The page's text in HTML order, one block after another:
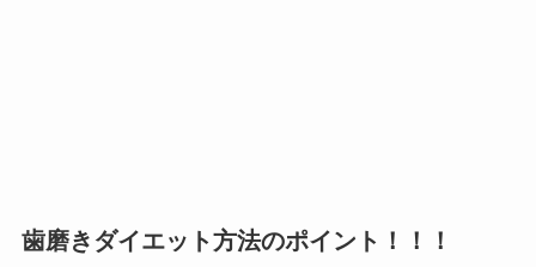
歯磨きダイエット方法のポイント！！！